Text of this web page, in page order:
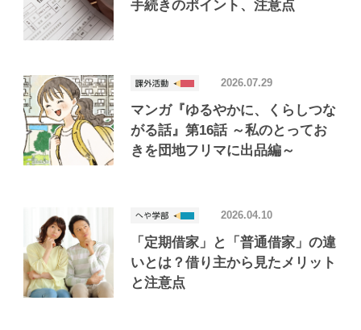
手続きのポイント、注意点
マンガ『ゆるやかに、くらしつな
がる話』第16話 ～私のとってお
きを団地フリマに出品編～
2026.07.29
「定期借家」と「普通借家」の違
いとは？借り主から見たメリット
と注意点
2026.04.10